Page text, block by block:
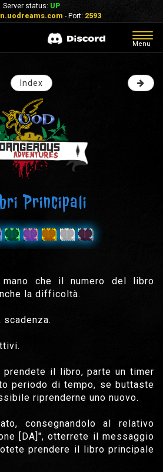
Server status: UP
- Port: 2593
Menu
Index
Principali
che il numero del libro
la difficoltà.
scadenza.
prendete il libro, parte un timer
periodo di tempo, se buttaste
riprenderne uno nuovo.
consegnandolo al relativo
[DA]", otterrete il messaggio
prendere il libro principale